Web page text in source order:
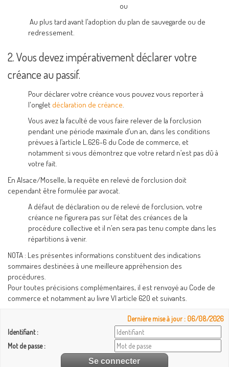
ou
Au plus tard avant l'adoption du plan de sauvegarde ou de
redressement.
2. Vous devez impérativement déclarer votre
créance au passif.
Pour déclarer votre créance vous pouvez vous reporter à
l'onglet déclaration de créance
Vous avez la faculté de vous faire relever de la forclusion
pendant une période maximale d’un an, dans les conditions
prévues à l’article L.626-6 du Code de commerce, et
notamment si vous démontrez que votre retard n’est pas dû à
votre fait.
En Alsace/Moselle, la requête en relevé de forclusion doit
cependant être formulée par avocat.
A défaut de déclaration ou de relevé de forclusion, votre
créance ne figurera pas sur l’état des créances de la
procédure collective et il n’en sera pas tenu compte dans les
répartitions à venir.
NOTA : Les présentes informations constituent des indications
sommaires destinées à une meilleure appréhension des
procédures.
Pour toutes précisions complémentaires, il est renvoyé au Code de
commerce et notamment au livre VI article 620 et suivants.
Dernière mise à jour : 06/08/2026
Identifiant :
Mot de passe :